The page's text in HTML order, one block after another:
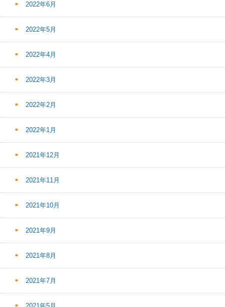
2022年6月
2022年5月
2022年4月
2022年3月
2022年2月
2022年1月
2021年12月
2021年11月
2021年10月
2021年9月
2021年8月
2021年7月